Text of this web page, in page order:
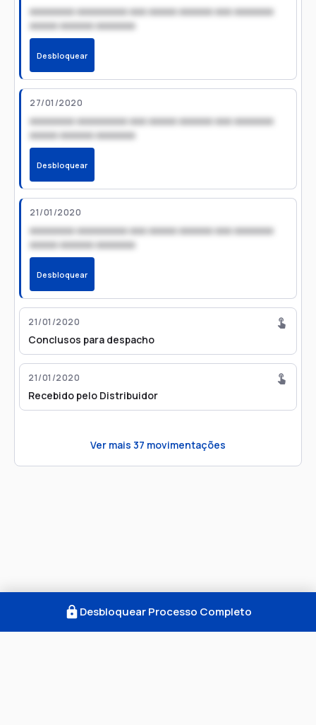
xxxxxxxx xxxxxxxxx xxx xxxxx xxxxxx xxx xxxxxxx
xxxxx xxxxxx xxxxxxx
Desbloquear
27/01/2020
xxxxxxxx xxxxxxxxx xxx xxxxx xxxxxx xxx xxxxxxx
xxxxx xxxxxx xxxxxxx
Desbloquear
21/01/2020
xxxxxxxx xxxxxxxxx xxx xxxxx xxxxxx xxx xxxxxxx
xxxxx xxxxxx xxxxxxx
Desbloquear
21/01/2020
Conclusos para despacho
21/01/2020
Recebido pelo Distribuidor
Ver mais 37 movimentações
Desbloquear Processo Completo